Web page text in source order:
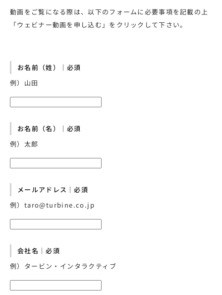
動画をご覧になる際は、以下のフォームに必要事項を記載の上
「ウェビナー動画を申し込む」をクリックして下さい。
お名前（姓）｜必須
例）山田
お名前（名）｜必須
例）太郎
メールアドレス｜必須
例）taro@turbine.co.jp
会社名｜必須
例）タービン・インタラクティブ